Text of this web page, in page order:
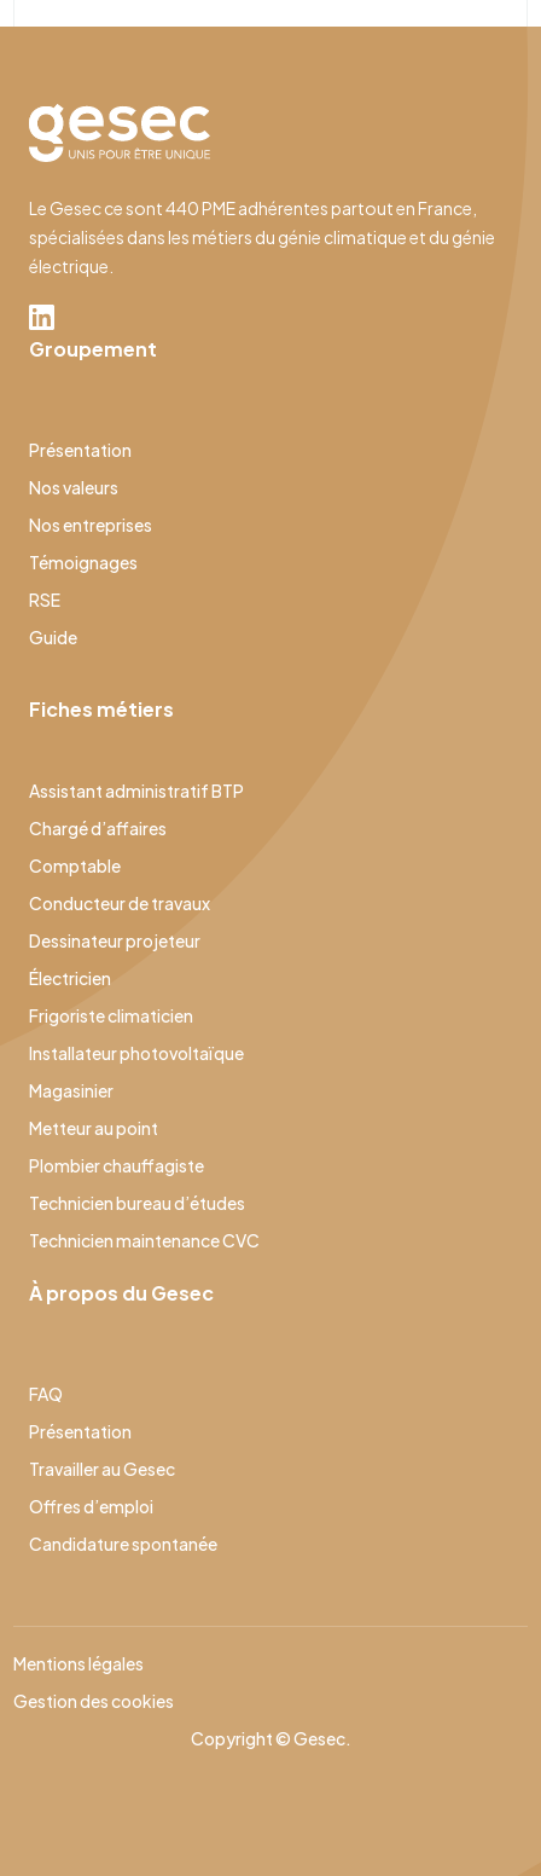
Le Gesec ce sont 440 PME adhérentes partout en France,
spécialisées dans les métiers du génie climatique et du génie
électrique.
Groupement
Présentation
Nos valeurs
Nos entreprises
Témoignages
RSE
Guide
Fiches métiers
Assistant administratif BTP
Chargé d’affaires
Comptable
Conducteur de travaux
Dessinateur projeteur
Électricien
Frigoriste climaticien
Installateur photovoltaïque
Magasinier
Metteur au point
Plombier chauffagiste
Technicien bureau d’études
Technicien maintenance CVC
À propos du Gesec
FAQ
Présentation
Travailler au Gesec
Offres d’emploi
Candidature spontanée
Copyright © Gesec.
Mentions légales
Gestion des cookies